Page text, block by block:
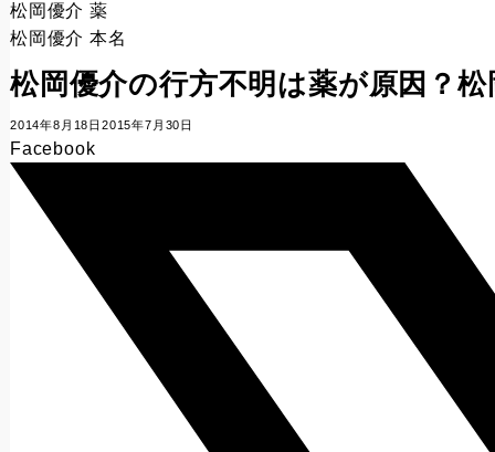
松岡優介 薬
松岡優介 本名
松岡優介の行方不明は薬が原因？
2014年8月18日 2015年7月30日
Facebook